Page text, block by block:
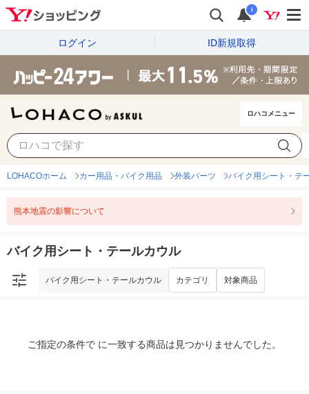
i
ログイン ID新規取得
ロハコメニュー
バイク用シート・テールカウル
LOHACOホーム カー用品・バイク用品 外装パーツ バイク用シート・テ
熊本地震の影響について
バイク用シート・テールカウル
バイク用シート・テールカウル カテゴリ 対象商品
ご指定の条件で に一致する商品は見つかりませんでした。